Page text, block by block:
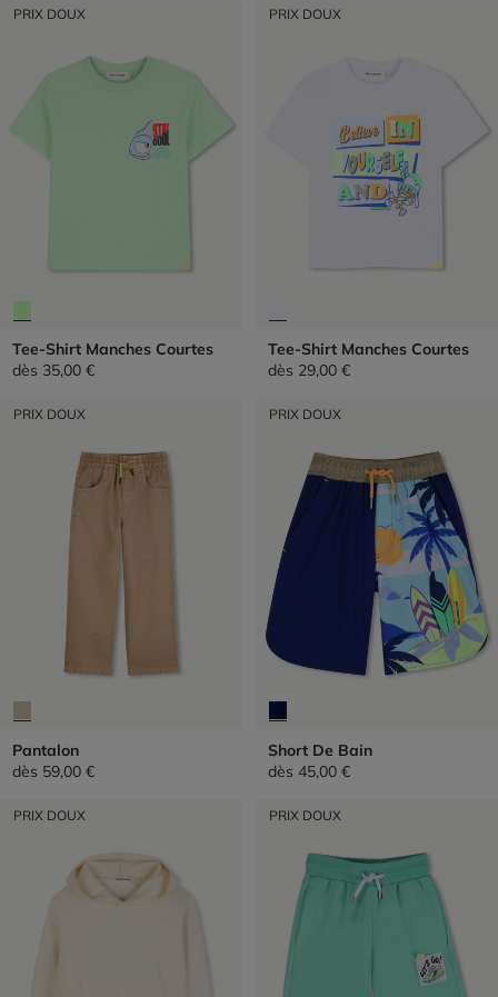
PRIX DOUX
Tee-Shirt Manches Courtes
dès 35,00 €
PRIX DOUX
Tee-Shirt Manches Courtes
dès 29,00 €
PRIX DOUX
Pantalon
dès 59,00 €
PRIX DOUX
Short De Bain
dès 45,00 €
PRIX DOUX PRIX DOUX